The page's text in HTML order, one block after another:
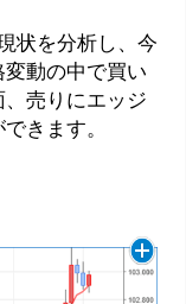
状を分析し、今
動の中で買い
売りにエッジ
きます。